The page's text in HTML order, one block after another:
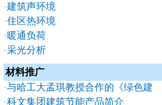
·建筑声环境
·住区热环境
·暖通负荷
·采光分析
材料推广
·与哈工大孟琪教授合作的《绿色建
筑声学课程及实验平台建设》被认
·科文集团建筑节能产品简介